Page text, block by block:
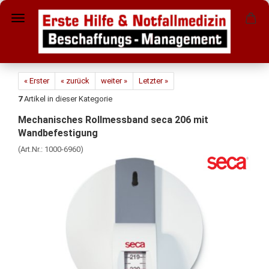
« Erster « zurück weiter »
Letzter »
7Artikel in dieser Kategorie
Mechanisches Rollmessband seca 206 mit
Wandbefestigung
(Art.Nr.: 1000-6960)